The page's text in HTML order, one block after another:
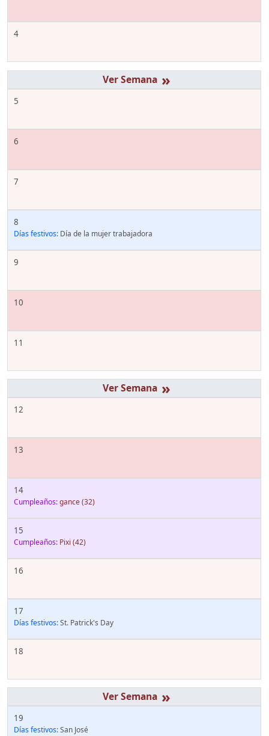
4
»
5
6
7
8
Días festivos: Día de la mujer trabajadora
9
10
11
»
12
13
14
Cumpleaños:gance(32)
15
Cumpleaños: Pixi (42)
16
17
Días festivos:St. Patrick's Day
18
»
19
Días festivos:San José